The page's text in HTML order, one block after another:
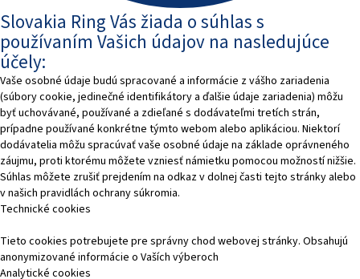
Slovakia Ring Vás žiada o súhlas s
používaním Vašich údajov na nasledujúce
účely:
Vaše osobné údaje budú spracované a informácie z vášho zariadenia
(súbory cookie, jedinečné identifikátory a ďalšie údaje zariadenia) môžu
byť uchovávané, používané a zdieľané s dodávateľmi tretích strán,
prípadne používané konkrétne týmto webom alebo aplikáciou. Niektorí
dodávatelia môžu spracúvať vaše osobné údaje na základe oprávneného
záujmu, proti ktorému môžete vzniesť námietku pomocou možností nižšie.
Súhlas môžete zrušiť prejdením na odkaz v dolnej časti tejto stránky alebo
v našich pravidlách ochrany súkromia.
Technické cookies
Tieto cookies potrebujete pre správny chod webovej stránky. Obsahujú
anonymizované informácie o Vaších výberoch
Analytické cookies